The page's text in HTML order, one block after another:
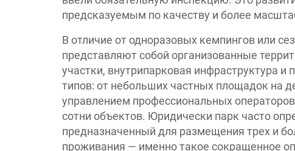
предсказуемым по качеству и более
В отличие от одноразовых кемпингов или
представляют собой организованные
участки, внутрипаркoвая инфраструктура
типов: от небольших частных площадок на
управлением профессиональных
сотни объектов. Юридически парк часто
предназначенный для размещения трех и
проживания — именно такое сокращенное